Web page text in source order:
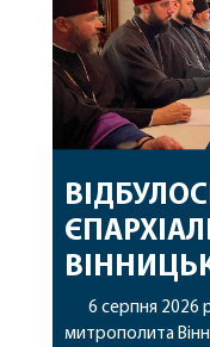
6 серпня 2026
митрополита